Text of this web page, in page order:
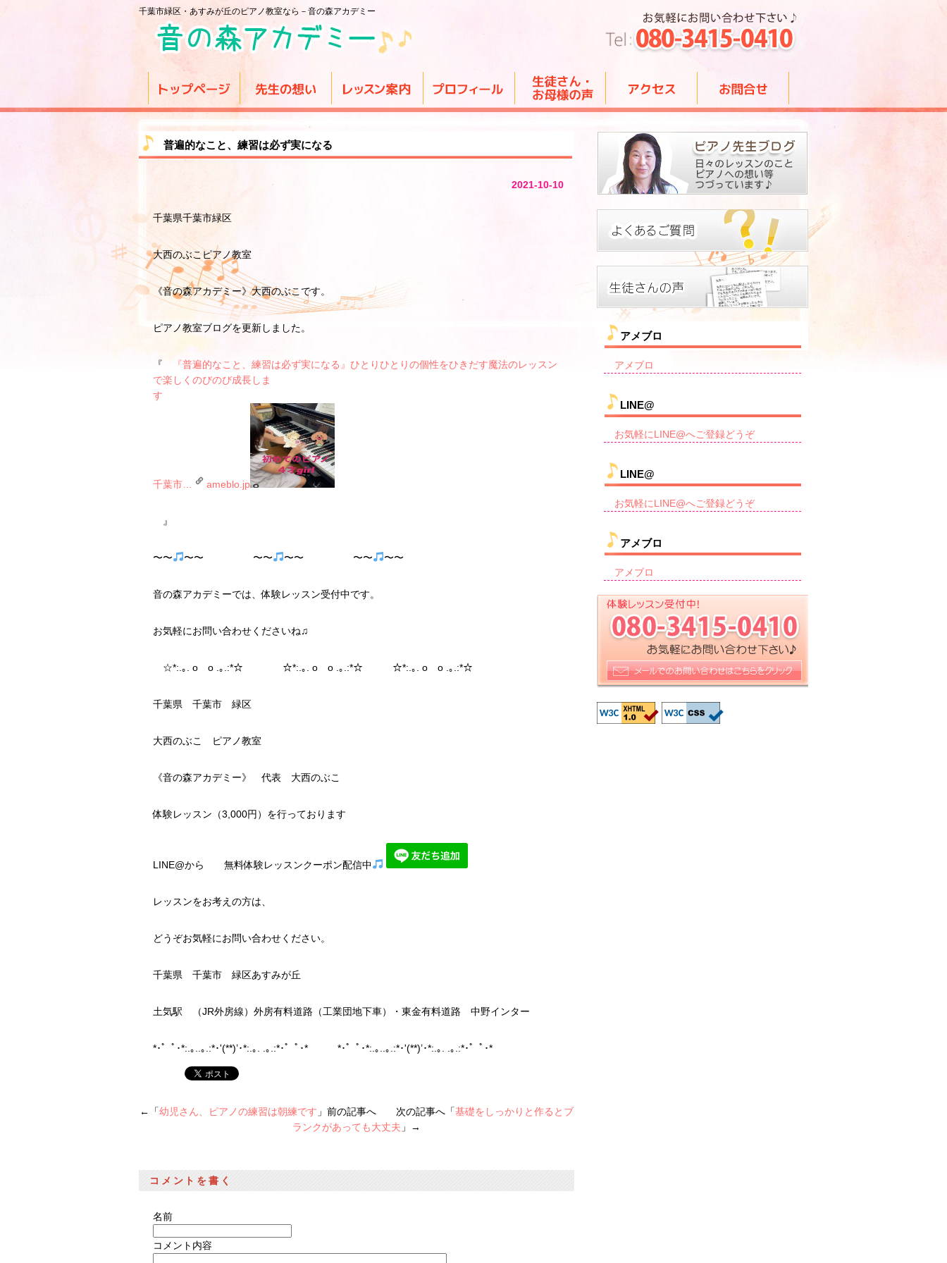
千葉市緑区・あすみが丘のピアノ教室なら－音の森アカデミー
普遍的なこと、練習は必ず実になる
2021-10-10
千葉県千葉市緑区
大西のぶこピアノ教室
《音の森アカデミー》大西のぶこです。
ピアノ教室ブログを更新しました。
『 『普遍的なこと、練習は必ず実になる』 ひとりひとりの個性をひきだす魔法のレッスン
で楽しくのびのび成長しま
す
千葉市… ameblo.jp
』
〜〜 〜〜 〜〜 〜〜 〜〜 〜〜
音の森アカデミーでは、体験レッスン受付中です。
お気軽にお問い合わせくださいね♫
☆*:.｡. o o .｡.:*☆ ☆*:.｡. o o .｡.:*☆ ☆*:.｡. o o .｡.:*☆
千葉県 千葉市 緑区
大西のぶこ ピアノ教室
《音の森アカデミー》 代表 大西のぶこ
体験レッスン（3,000円）を行っております
LINE@から 無料体験レッスンクーポン配信中
レッスンをお考えの方は、
どうぞお気軽にお問い合わせください。
千葉県 千葉市 緑区あすみが丘
土気駅 （JR外房線）外房有料道路（工業団地下車）・東金有料道路 中野インター
*･゜ﾟ･*:.｡..｡.:*･'(**)’･*:.｡. .｡.:*･゜ﾟ･* *･゜ﾟ･*:.｡..｡.:*･'(**)’･*:.｡. .｡.:*･゜ﾟ･*
←「幼児さん、ピアノの練習は朝練です 」前の記事へ 次の記事へ「基礎をしっかりと作るとブ
ランクがあっても大丈夫 」→
コメントを書く
名前
コメント内容
アメブロ
アメブロ
LINE@
お気軽にLINE@へご登録どうぞ
LINE@
お気軽にLINE@へご登録どうぞ
アメブロ
アメブロ